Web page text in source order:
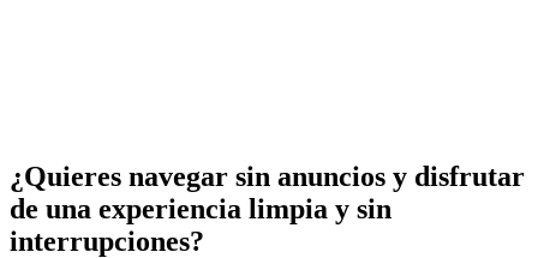
¿Quieres navegar sin anuncios y disfrutar
de una experiencia limpia y sin
interrupciones?